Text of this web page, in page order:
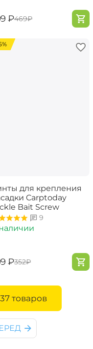
₽‍469‍₽
для крепления
Carptoday
Bait Screw
9
₽‍352‍₽
товаров